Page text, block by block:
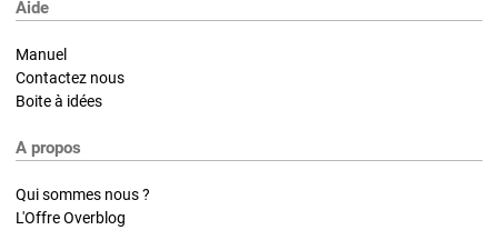
Aide
Manuel
Contactez nous
Boite à idées
A propos
Qui sommes nous ?
L'Offre Overblog